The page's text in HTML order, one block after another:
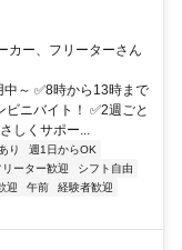
カー、フリーターさん
～ ✅8時から13時まで
ニバイト！ ✅2週ごと
しくサポー...
り
週1日からOK
リーター歓迎
シフト自由
迎 午前
経験者歓迎